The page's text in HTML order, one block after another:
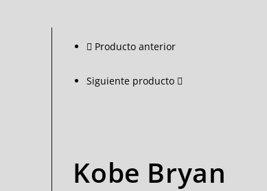
Producto anterior
Siguiente producto
Kobe Bryan